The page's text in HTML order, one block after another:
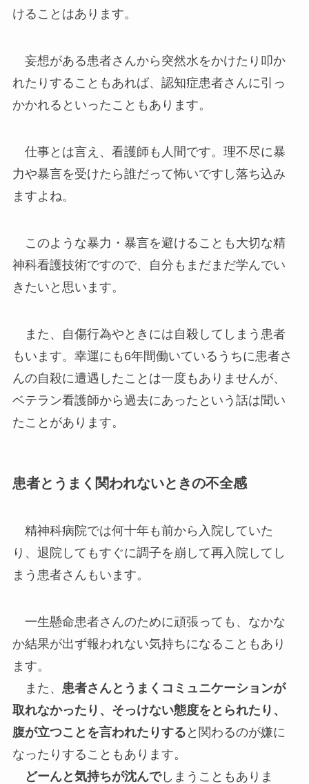
けることはあります。
妄想がある患者さんから突然水をかけたり叩か
れたりすることもあれば、認知症患者さんに引っ
かかれるといったこともあります。
仕事とは言え、看護師も人間です。理不尽に暴
力や暴言を受けたら誰だって怖いですし落ち込み
ますよね。
このような暴力・暴言を避けることも大切な精
神科看護技術ですので、自分もまだまだ学んでい
きたいと思います。
また、自傷行為やときには自殺してしまう患者
もいます。幸運にも6年間働いているうちに患者さ
んの自殺に遭遇したことは一度もありませんが、
ベテラン看護師から過去にあったという話は聞い
たことがあります。
患者とうまく関われないときの不全感
精神科病院では何十年も前から入院していた
り、退院してもすぐに調子を崩して再入院してし
まう患者さんもいます。
一生懸命患者さんのために頑張っても、なかな
か結果が出ず報われない気持ちになることもあり
ます。
また、 患者さんとうまくコミュニケーションが
取れなかったり、そっけない態度をとられたり、
腹が立つことを言われたりする と関わるのが嫌に
なったりすることもあります。
どーんと気持ちが沈んでしまうこともありま